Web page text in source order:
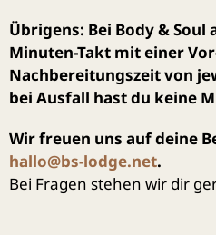
Übrigens: Bei Body & Soul
Minuten-Takt mit einer
Nachbereitungszeit von
bei Ausfall hast du keine
Wir freuen uns auf deine
hallo@bs-lodge.net.
Bei Fragen stehen wir dir